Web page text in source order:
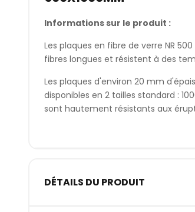
Informations sur le produit :
Les plaques en fibre de verre NR
fibres longues et résistent à des
Les plaques d'environ 20 mm
disponibles en 2 tailles standard :
sont hautement résistants aux
DÉTAILS DU PRODUIT